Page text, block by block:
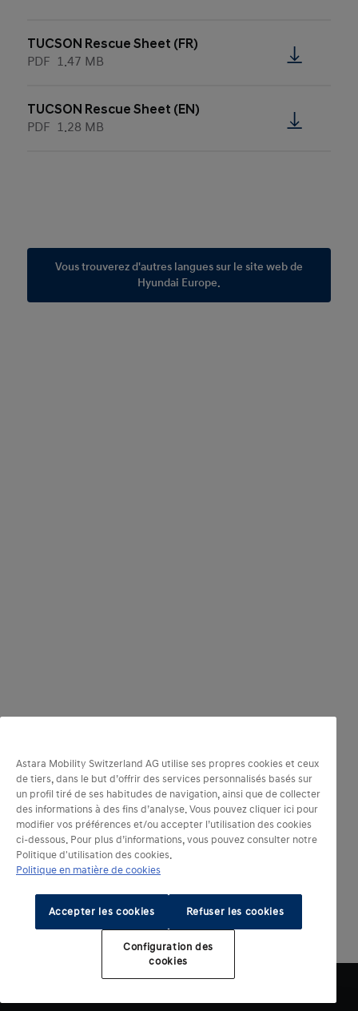
TUCSON Rescue Sheet (FR)
PDF 1.47 MB
TUCSON Rescue Sheet (EN)
PDF 1.28 MB
Vous trouverez d'autres langues sur le site web de
Hyundai Europe.
Astara Mobility Switzerland AG utilise ses propres cookies et ceux
de tiers, dans le but d’offrir des services personnalisés basés sur
un profil tiré de ses habitudes de navigation, ainsi que de collecter
des informations à des fins d’analyse. Vous pouvez cliquer ici pour
modifier vos préférences et/ou accepter l’utilisation des cookies
ci-dessous. Pour plus d’informations, vous pouvez consulter notre
Politique d'utilisation des cookies.
Politique en matière de cookies
Accepter les cookies Refuser les cookies
Configuration des
cookies​